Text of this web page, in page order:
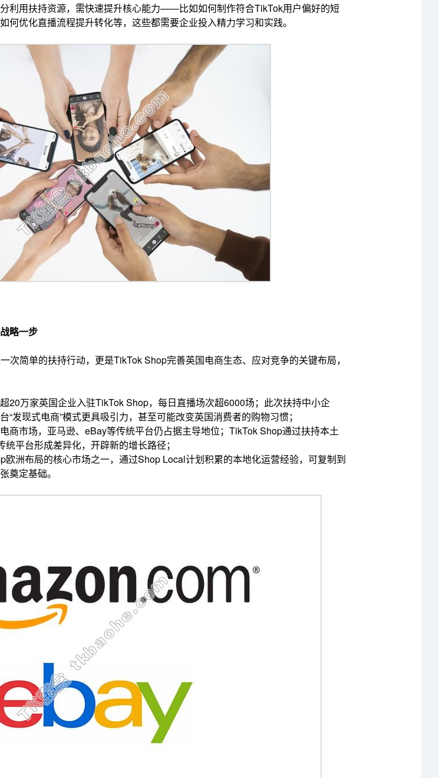
利用扶持资源，需快速提升核心能力——比如如何制作符合TikTok用户偏好的短
何优化直播流程提升转化等，这些都需要企业投入精力学习和实践。
略一步
次简单的扶持行动，更是TikTok Shop完善英国电商生态、应对竞争的关键布局，
20万家英国企业入驻TikTok Shop，每日直播场次超6000场；此次扶持中小企
发现式电商”模式更具吸引力，甚至可能改变英国消费者的购物习惯；
商市场，亚马逊、eBay等传统平台仍占据主导地位；TikTok Shop通过扶持本土
平台形成差异化，开辟新的增长路径；
欧洲布局的核心市场之一，通过Shop Local计划积累的本地化运营经验，可复制到
奠定基础。